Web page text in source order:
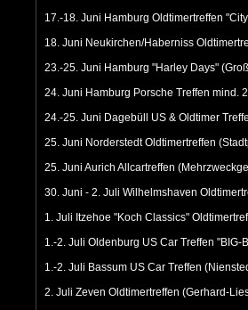
17.-18. Juni Hamburg Oldtimertreffen
18. Juni Neukirchen/Haberniss
23.-25. Juni Hamburg "Harley Days"
24. Juni Hamburg Porsche Treffen mind.
24.-25. Juni Dagebüll US & Oldtimer
25. Juni Norderstedt Oldtimertreffen
25. Juni Aurich Allcartreffen
30. Juni - 2. Juli Wilhelmshaven
1. Juli Itzehoe "Koch Classics"
1.-2. Juli Oldenburg US Car Treffen
1.-2. Juli Bassum US Car Treffen
2. Juli Zeven Oldtimertreffen (Gerhard-